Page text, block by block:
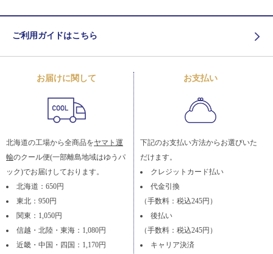
ご利用ガイドはこちら
お届けに関して
北海道の工場から全商品をヤマト運
輸のクール便(一部離島地域はゆうパ
ック)でお届けしております。
北海道：650円
東北：950円
関東：1,050円
信越・北陸・東海：1,080円
近畿・中国・四国：1,170円
お支払い
下記のお支払い方法からお選びいた
だけます。
クレジットカード払い
代金引換
（手数料：税込245円）
後払い
（手数料：税込245円）
キャリア決済